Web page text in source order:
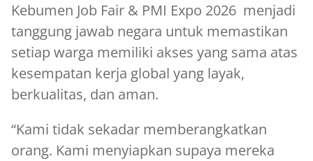
Kebumen Job Fair & PMI Expo 2026 menjadi
tanggung jawab negara untuk memastikan
setiap warga memiliki akses yang sama atas
kesempatan kerja global yang layak,
berkualitas, dan aman.
“Kami tidak sekadar memberangkatkan
orang. Kami menyiapkan supaya mereka